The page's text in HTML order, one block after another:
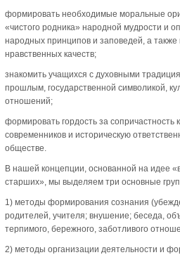
формировать необходимые моральные
«чистого родника» народной мудрости и
народных принципов и заповедей, а
нравственных качеств;
знакомить учащихся с духовными
прошлым, государственной символикой,
отношений;
формировать гордость за сопричастность
современников и историческую
обществе.
В нашей концепции, основанной на идее
старших», мы выделяем три основные
1) методы формирования сознания
родителей, учителя; внушение; беседа,
терпимого, бережного, заботливого
2) методы организации деятельности и